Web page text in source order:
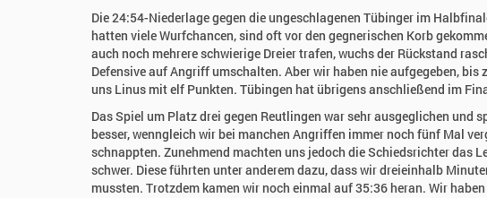
Die 24:54-Niederlage gegen die ungeschlagenen Tübinger im
hatten viele Wurfchancen, sind oft vor den gegnerischen Korb
auch noch mehrere schwierige Dreier trafen, wuchs der Rückstand
Defensive auf Angriff umschalten. Aber wir haben nie aufgegeben,
uns Linus mit elf Punkten. Tübingen hat übrigens anschließend im
Das Spiel um Platz drei gegen Reutlingen war sehr ausgeglichen und
besser, wenngleich wir bei manchen Angriffen immer noch fünf Mal
schnappten. Zunehmend machten uns jedoch die Schiedsrichter das
schwer. Diese führten unter anderem dazu, dass wir dreieinhalb
mussten. Trotzdem kamen wir noch einmal auf 35:36 heran. Wir